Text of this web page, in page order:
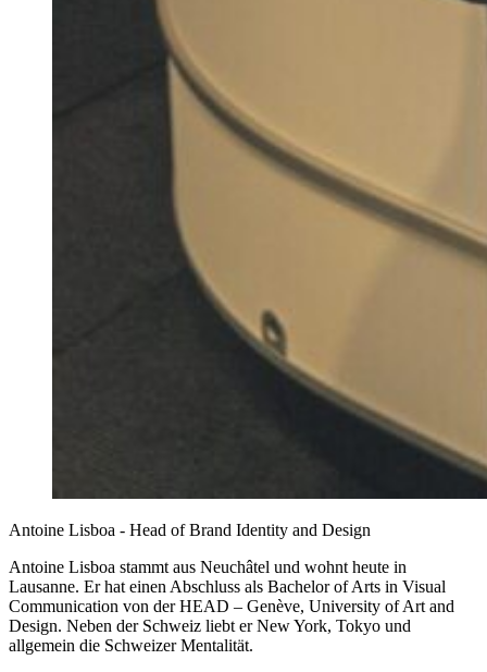
Antoine Lisboa - Head of Brand Identity and Design
Antoine Lisboa stammt aus Neuchâtel und wohnt heute in
Lausanne. Er hat einen Abschluss als Bachelor of Arts in Visual
Communication von der HEAD – Genève, University of Art and
Design. Neben der Schweiz liebt er New York, Tokyo und
allgemein die Schweizer Mentalität.